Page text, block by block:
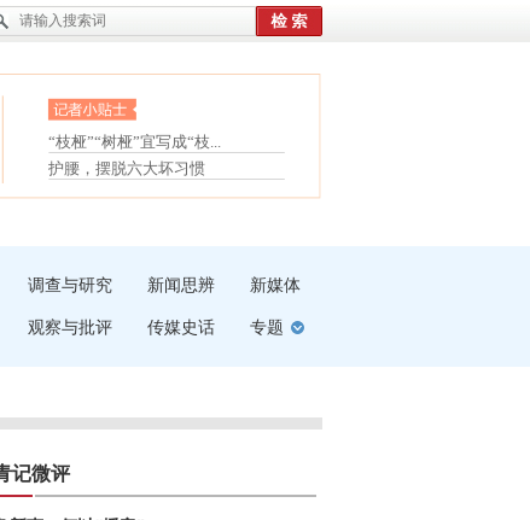
眼白变红或是结膜下出血
“枝桠”“树桠”宜写成“枝...
夏天缓解疲劳有三招
护腰，摆脱六大坏习惯
受伤了冰敷还是热敷
调查与研究 新闻思辨 新媒体
观察与批评 传媒史话 专题
记微评